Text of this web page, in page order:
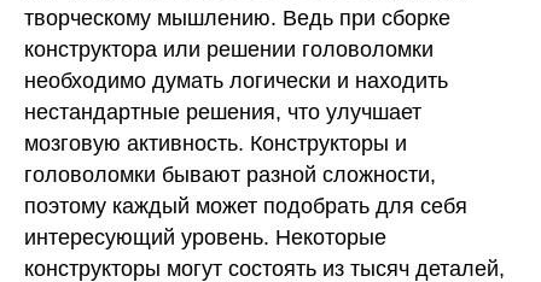
творческому мышлению. Ведь при сборке
конструктора или решении головоломки
необходимо думать логически и находить
нестандартные решения, что улучшает
мозговую активность. Конструкторы и
головоломки бывают разной сложности,
поэтому каждый может подобрать для себя
интересующий уровень. Некоторые
конструкторы могут состоять из тысяч деталей,